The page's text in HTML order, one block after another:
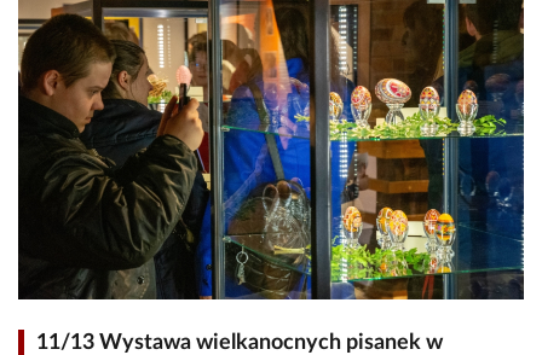
11/13 Wystawa wielkanocnych pisanek w